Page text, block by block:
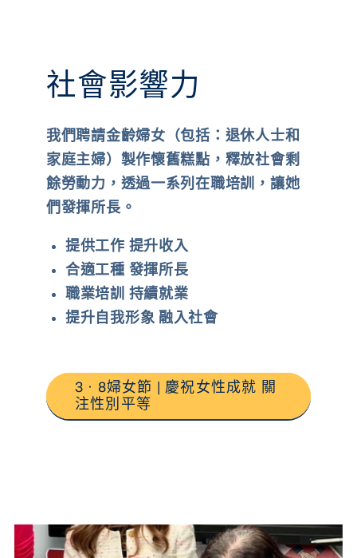
社會影響力
我們聘請金齡婦女（包括：退休人士和
家庭主婦）製作懷舊糕點，釋放社會剩
餘勞動力，透過一系列在職培訓，讓她
們發揮所長。
提供工作 提升收入
合適工種 發揮所長
職業培訓 持續就業
提升自我形象 融入社會
3 · 8婦女節 | 慶祝女性成就 關
注性別平等